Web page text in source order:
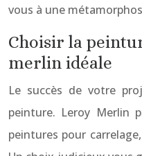
vous à une
Choisir la
merlin idéale
Le succès de votre
peinture. Leroy Merlin
peintures pour